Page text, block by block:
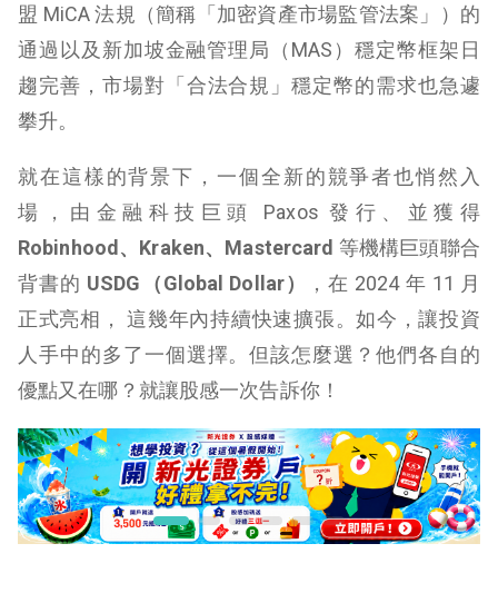
盟 MiCA 法規（簡稱「加密資產市場監管法案」）的
通過以及新加坡金融管理局（MAS）穩定幣框架日
趨完善，市場對「合法合規」穩定幣的需求也急遽
攀升。
就在這樣的背景下，一個全新的競爭者也悄然入
場，由金融科技巨頭 Paxos 發行、並獲得
Robinhood、Kraken、Mastercard 等機構巨頭聯合
背書的 USDG（Global Dollar）
，在 2024 年 11 月
正式亮相， 這幾年內持續快速擴張。如今，讓投資
人手中的多了一個選擇。但該怎麼選？他們各自的
優點又在哪？就讓股感一次告訴你！